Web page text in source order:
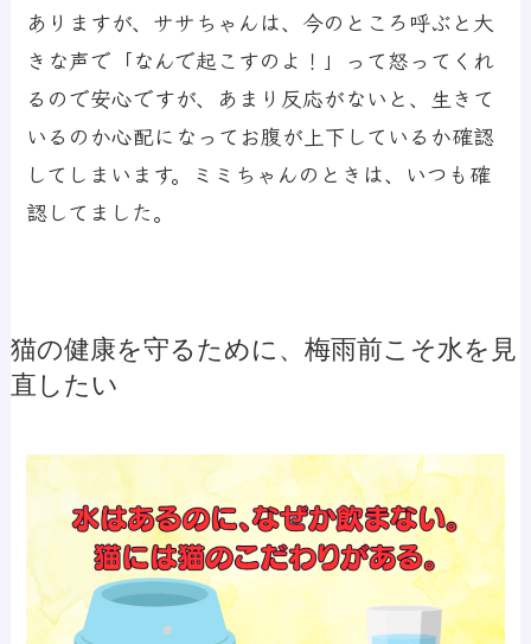
ありますが、ササちゃんは、今のところ呼ぶと大
きな声で「なんで起こすのよ！」って怒ってくれ
るので安心ですが、あまり反応がないと、生きて
いるのか心配になってお腹が上下しているか確認
してしまいます。ミミちゃんのときは、いつも確
認してました。
猫の健康を守るために、梅雨前こそ水を見
直したい